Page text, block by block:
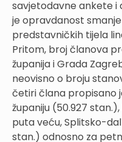
savjetodavne ankete i
je opravdanost
predstavničkih tijela
Pritom, broj članova
županija i Grada
neovisno o broju
četiri člana propisano
županiju (50.927
puta veću, Splitsko-
stan.) odnosno za